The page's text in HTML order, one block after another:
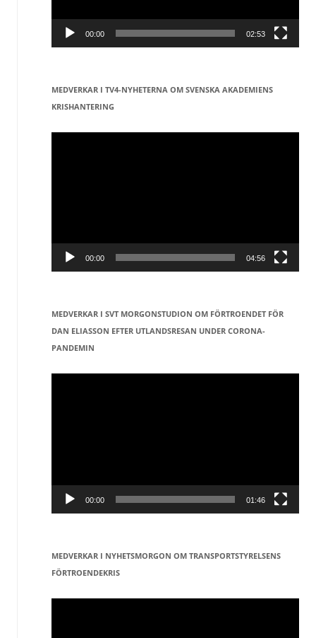
00:00 02:53
MEDVERKAR I TV4-NYHETERNA OM SVENSKA AKADEMIENS
KRISHANTERING
Videospelare
00:00 04:56
MEDVERKAR I SVT MORGONSTUDION OM FÖRTROENDET FÖR
DAN ELIASSON EFTER UTLANDSRESAN UNDER CORONA-
PANDEMIN
Videospelare
00:00 01:46
MEDVERKAR I NYHETSMORGON OM TRANSPORTSTYRELSENS
FÖRTROENDEKRIS
Videospelare